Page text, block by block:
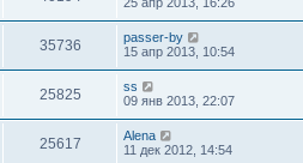
35736
passer-by
15 апр 2013, 10:54
25825
ss
09 янв 2013, 22:07
25617
Alena
11 дек 2012, 14:54